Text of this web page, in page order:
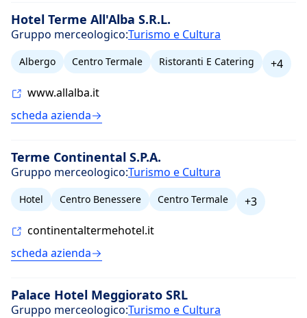
Hotel Terme All'Alba S.R.L.
Gruppo merceologico:Turismo e Cultura
Albergo Centro Termale Ristoranti E Catering
+4
www.allalba.it
scheda azienda
Terme Continental S.P.A.
Gruppo merceologico:Turismo e Cultura
Hotel Centro Benessere Centro Termale
+3
continentaltermehotel.it
scheda azienda
Palace Hotel Meggiorato SRL
Gruppo merceologico:Turismo e Cultura